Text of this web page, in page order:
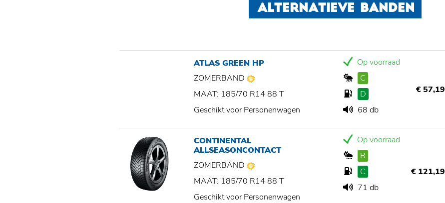
ALTERNATIEVE BANDEN
ATLAS GREEN HP
ZOMERBAND
MAAT: 185/70 R14 88 T
Geschikt voor Personenwagen
Op voorraad
C
D
68 db
€ 57,19
CONTINENTAL
ALLSEASONCONTACT
ZOMERBAND
MAAT: 185/70 R14 88 T
Geschikt voor Personenwagen
Op voorraad
B
C
71 db
€ 121,19